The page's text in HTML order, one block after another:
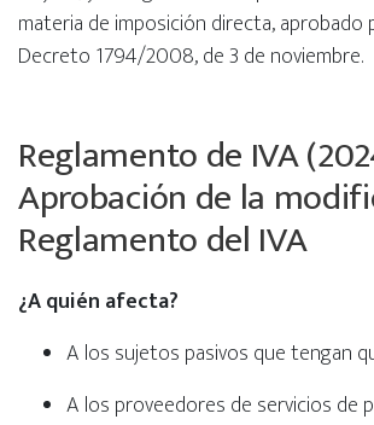
materia de imposición directa, aprobado
Decreto 1794/2008, de 3 de noviembre.
Reglamento de IVA
Aprobación de la
Reglamento del IVA
¿A quién afecta?
A los sujetos pasivos que tengan
A los proveedores de servicios de